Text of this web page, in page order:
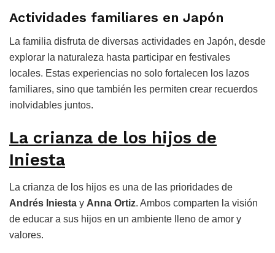
Actividades familiares en Japón
La familia disfruta de diversas actividades en Japón, desde
explorar la naturaleza hasta participar en festivales
locales. Estas experiencias no solo fortalecen los lazos
familiares, sino que también les permiten crear recuerdos
inolvidables juntos.
La crianza de los hijos de
Iniesta
La crianza de los hijos es una de las prioridades de
Andrés Iniesta y Anna Ortiz. Ambos comparten la visión
de educar a sus hijos en un ambiente lleno de amor y
valores.